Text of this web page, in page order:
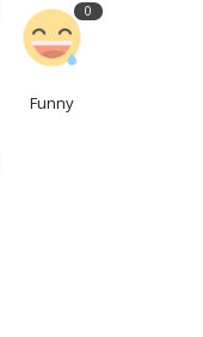
0
Funny